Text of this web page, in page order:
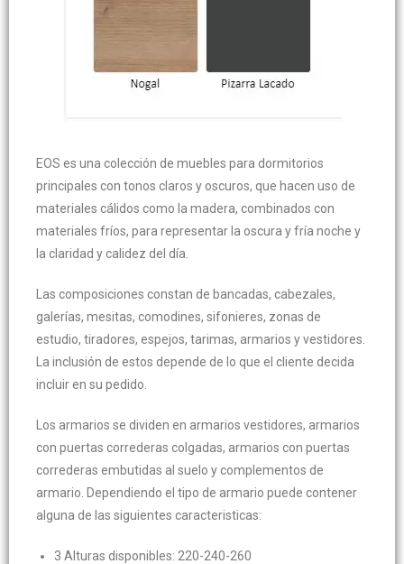
EOS es una colección de muebles para dormitorios
principales con tonos claros y oscuros, que hacen uso de
materiales cálidos como la madera, combinados con
materiales fríos, para representar la oscura y fría noche y
la claridad y calidez del día.
Las composiciones constan de bancadas, cabezales,
galerías, mesitas, comodines, sifonieres, zonas de
estudio, tiradores, espejos, tarimas, armarios y vestidores.
La inclusión de estos depende de lo que el cliente decida
incluir en su pedido.
Los armarios se dividen en armarios vestidores, armarios
con puertas correderas colgadas, armarios con puertas
correderas embutidas al suelo y complementos de
armario. Dependiendo el tipo de armario puede contener
alguna de las siguientes caracteristicas:
3 Alturas disponibles: 220-240-260